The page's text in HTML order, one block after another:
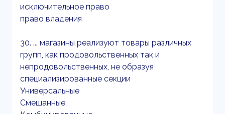
исключительное право
право владения
30. ... магазины реализуют товары различных
групп, как продовольственных так и
непродовольственных, не образуя
специализированные секции
Универсальные
Смешанные